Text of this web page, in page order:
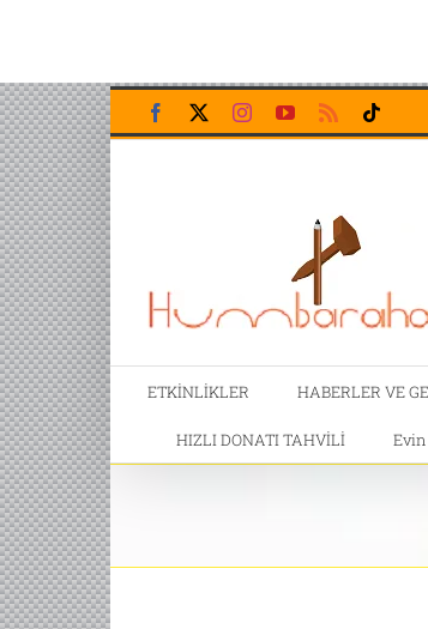
Skip
to
content
Facebook InstagramYouTubeRss
ETKİNLİKLER HABERLER VE
HIZLI DONATI TAHVİLİ Evin